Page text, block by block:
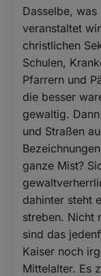
Dasselbe,
veranstaltet
christlichen
Schulen,
Pfarrern und
die besser
gewaltig.
und Straßen
ganze Mist?
dahinter steht
streben. Nicht
sind das
Kaiser noch
Mittelalter. Es